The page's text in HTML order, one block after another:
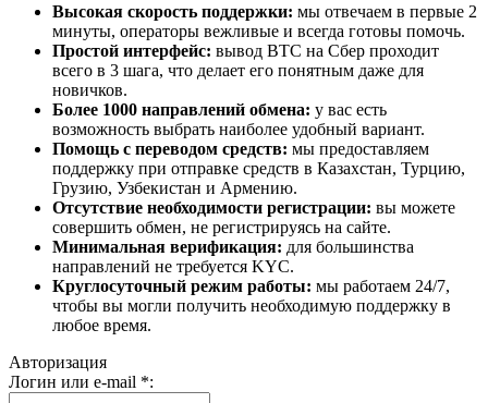
Высокая скорость поддержки: мы отвечаем в первые 2
минуты, операторы вежливые и всегда готовы помочь.
Простой интерфейс: вывод BTC на Сбер проходит
всего в 3 шага, что делает его понятным даже для
новичков.
Более 1000 направлений обмена: у вас есть
возможность выбрать наиболее удобный вариант.
Помощь с переводом средств: мы предоставляем
поддержку при отправке средств в Казахстан, Турцию,
Грузию, Узбекистан и Армению.
Отсутствие необходимости регистрации: вы можете
совершить обмен, не регистрируясь на сайте.
Минимальная верификация: для большинства
направлений не требуется KYC.
Круглосуточный режим работы: мы работаем 24/7,
чтобы вы могли получить необходимую поддержку в
любое время.
Авторизация
Логин или e-mail *: